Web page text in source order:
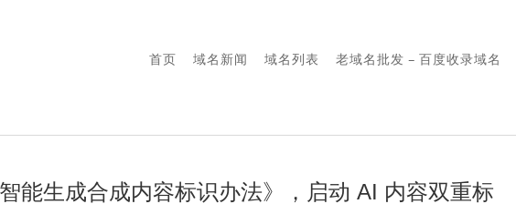
首页 域名新闻 域名列表 老域名批发 – 百度收录域名
能生成合成内容标识办法》，启动 AI 内容双重标